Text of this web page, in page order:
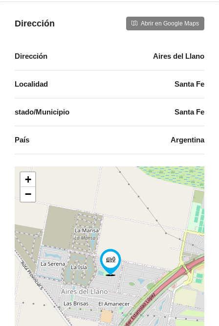
Dirección Abrir en Google Maps
Dirección Aires del Llano
Localidad Santa Fe
stado/Municipio Santa Fe
País Argentina
+
−